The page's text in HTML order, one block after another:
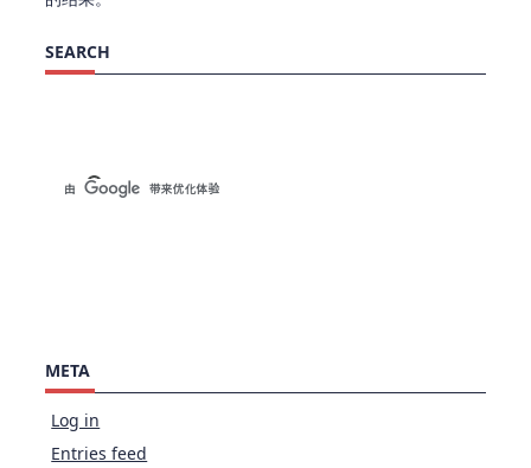
SEARCH
META
Log in
Entries feed